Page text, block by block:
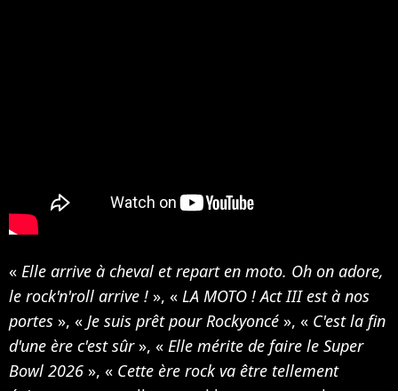
« Elle arrive à cheval et repart en moto. Oh on adore,
le rock'n'roll arrive ! », « LA MOTO ! Act III est à nos
portes », « Je suis prêt pour Rockyoncé », « C'est la fin
d'une ère c'est sûr», « Elle mérite de faire le Super
Bowl 2026 », « Cette ère rock va être tellement